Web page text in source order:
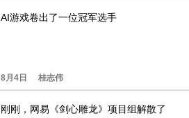
AI游戏卷出了一位冠军选手
8月4日 桂志伟
刚刚，网易《剑心雕龙》项目组解散了